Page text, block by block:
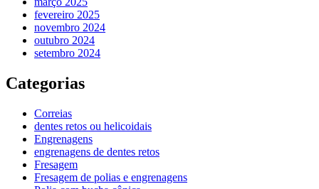
fevereiro 2025
novembro 2024
outubro 2024
setembro 2024
Categorias
Correias
dentes retos ou helicoidais
Engrenagens
engrenagens de dentes retos
Fresagem
Fresagem de polias e engrenagens